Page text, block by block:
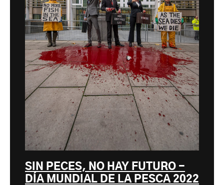
SIN PECES, NO HAY FUTURO -
DÍA MUNDIAL DE LA PESCA 2022